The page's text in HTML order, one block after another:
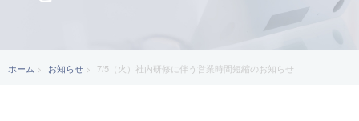
ホーム お知らせ 7/5（火）社内研修に伴う営業時間短縮のお知らせ